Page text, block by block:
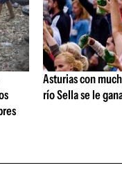
Asturias con
río Sella se le